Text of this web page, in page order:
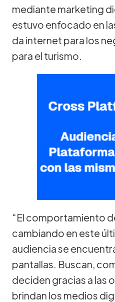
mediante marketing
estuvo enfocado en
da internet para los
para el turismo.
“El comportamiento
cambiando en este
audiencia se
pantallas. Buscan,
deciden gracias a las
brindan los medios